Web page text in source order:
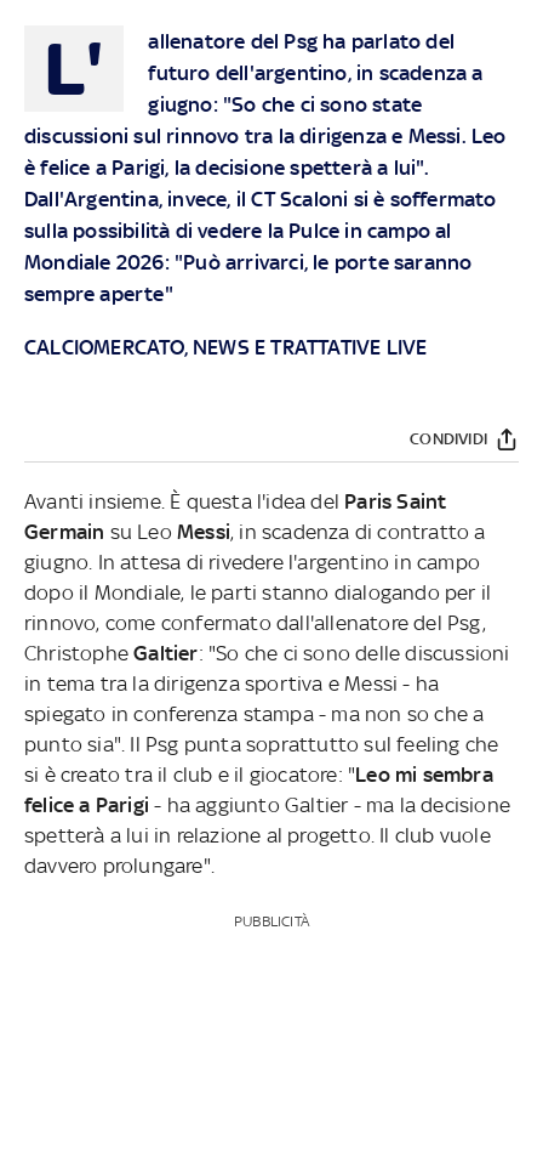
L'
allenatore del Psg ha parlato del
futuro dell'argentino, in scadenza a
giugno: "So che ci sono state
discussioni sul rinnovo tra la dirigenza e Messi. Leo
è felice a Parigi, la decisione spetterà a lui".
Dall'Argentina, invece, il CT Scaloni si è soffermato
sulla possibilità di vedere la Pulce in campo al
Mondiale 2026: "Può arrivarci, le porte saranno
sempre aperte"
CALCIOMERCATO, NEWS E TRATTATIVE LIVE
CONDIVIDI
Avanti insieme. È questa l'idea del Paris Saint
Germain su LeoMessi, in scadenza di contratto a
giugno. In attesa di rivedere l'argentino in campo
dopo il Mondiale, le parti stanno dialogando per il
rinnovo, come confermato dall'allenatore del Psg,
ChristopheGaltier: "So che ci sono delle discussioni
in tema tra la dirigenza sportiva e Messi - ha
spiegato in conferenza stampa - ma non so che a
punto sia". Il Psg punta soprattutto sul feeling che
si è creato tra il club e il giocatore: "Leo mi sembra
felice a Parigi - ha aggiunto Galtier - ma la decisione
spetterà a lui in relazione al progetto. Il club vuole
davvero prolungare".
PUBBLICITÀ